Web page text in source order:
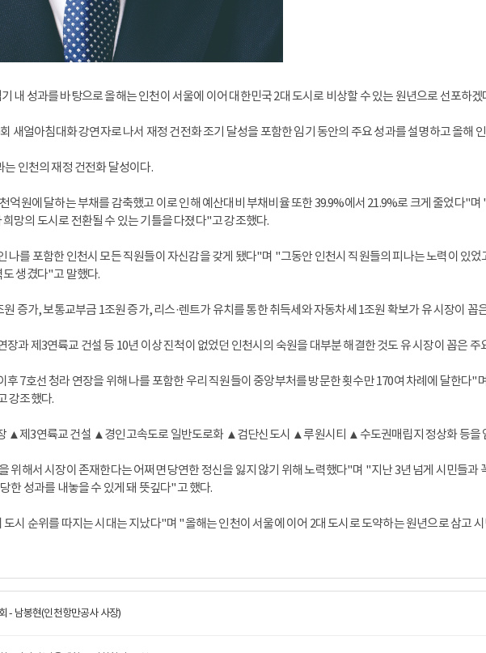
내 성과를 바탕으로 올해는 인천이 서울에 이어 대한민국 2대 도시로 비상할 수 있는 원년으로 선포하겠
새얼아침대화 강연자로 나서 재정 건전화 조기 달성을 포함한 임기 동안의 주요 성과를 설명하고 올해
는 인천의 재정 건전화 달성이다.
억원에 달하는 부채를 감축했고 이로 인해 예산대비 부채비율 또한 39.9%에서 21.9%로 크게 줄었다"
망의 도시로 전환될 수 있는 기틀을 다졌다"고 강조했다.
나를 포함한 인천시 모든 직원들이 자신감을 갖게 됐다"며 "그동안 인천시 직원들의 피나는 노력이 있
생겼다"고 말했다.
증가, 보통교부금 1조원 증가, 리스·렌트가 유치를 통한 취득세와 자동차세 1조원 확보가 유 시장이 꼽
장과 제3연륙교 건설 등 10년 이상 진척이 없었던 인천시의 숙원을 대부분 해결한 것도 유 시장이 꼽은 주
후 7호선 청라 연장을 위해 나를 포함한 우리 직원들이 중앙부처를 방문한 횟수만 170여 차례에 달한다
강조했다.
▲제3연륙교 건설 ▲경인고속도로 일반도로화 ▲검단신도시 ▲루원시티 ▲수도권매립지 정상화 등을
위해서 시장이 존재한다는 어쩌면 당연한 정신을 잃지 않기 위해 노력했다"며 "지난 3년 넘게 시민들
한 성과를 내놓을 수 있게 돼 뜻깊다"고 했다.
시 순위를 따지는 시대는 지났다"며 "올해는 인천이 서울에 이어 2대 도시로 도약하는 원년으로 삼고
- 남봉현(인천항만공사 사장)